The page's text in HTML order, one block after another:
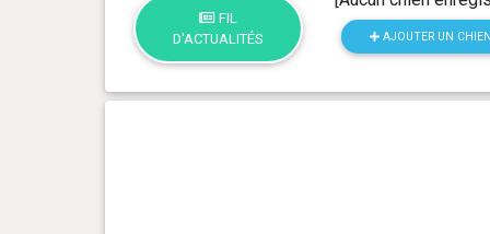
FIL
D'ACTUALITÉS
AJOUTER UN